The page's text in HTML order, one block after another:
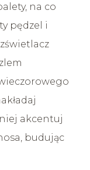
na co
pędzel i
akcentuj
budując